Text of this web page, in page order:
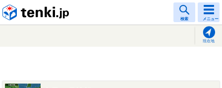
検索 メニュー
現在地